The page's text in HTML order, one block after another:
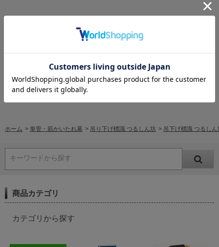
レビューを書く
ホーム > 単管・筋かいたれ幕 > 吊り下げ標識 つるしん坊 > 吊下げ標識 つるし
キーワードから探す
商品カテゴリ
カテゴリから探す